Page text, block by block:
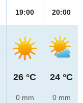
19:00
26 °C
0 mm
20:00
24 °C
0 mm